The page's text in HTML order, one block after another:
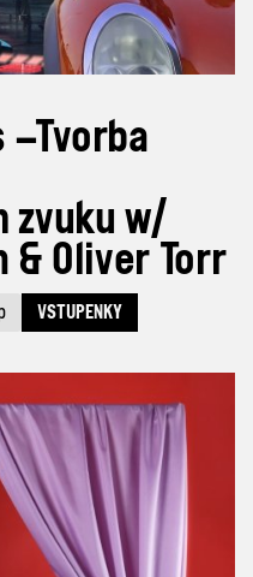
–Tvorba
zvuku w/
Oliver Torr
VSTUPENKY